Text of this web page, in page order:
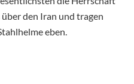
den Iran und tragen
eben.